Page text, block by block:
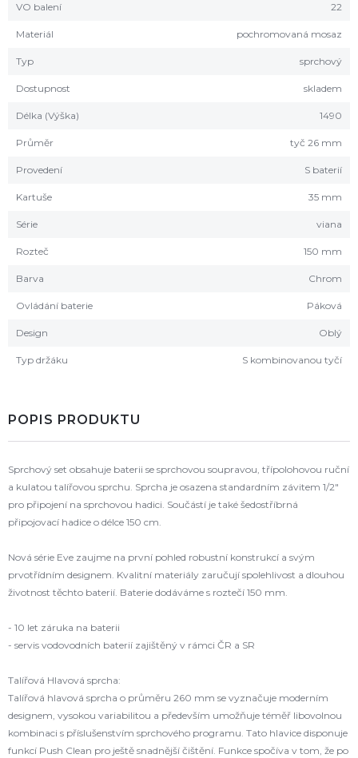
VO balení 22
Materiál pochromovaná mosaz
Typ sprchový
Dostupnost skladem
Délka (Výška) 1490
Průměr tyč 26 mm
Provedení S baterií
Kartuše 35 mm
Série viana
Rozteč 150 mm
Barva Chrom
Ovládání baterie Páková
Design Oblý
Typ držáku S kombinovanou tyčí
POPIS PRODUKTU
Sprchový set obsahuje baterii se sprchovou soupravou, třípolohovou ruční
a kulatou talířovou sprchu. Sprcha je osazena standardním závitem 1/2"
pro připojení na sprchovou hadici. Součástí je také šedostříbrná
připojovací hadice o délce 150 cm.
Nová série Eve zaujme na první pohled robustní konstrukcí a svým
prvotřídním designem. Kvalitní materiály zaručují spolehlivost a dlouhou
životnost těchto baterií. Baterie dodáváme s roztečí 150 mm.
- 10 let záruka na baterii
- servis vodovodních baterií zajištěný v rámci ČR a SR
Talířová Hlavová sprcha:
Talířová hlavová sprcha o průměru 260 mm se vyznačuje moderním
designem, vysokou variabilitou a především umožňuje téměř libovolnou
kombinaci s příslušenstvím sprchového programu. Tato hlavice disponuje
funkcí Push Clean pro ještě snadnější čištění. Funkce spočíva v tom, že po